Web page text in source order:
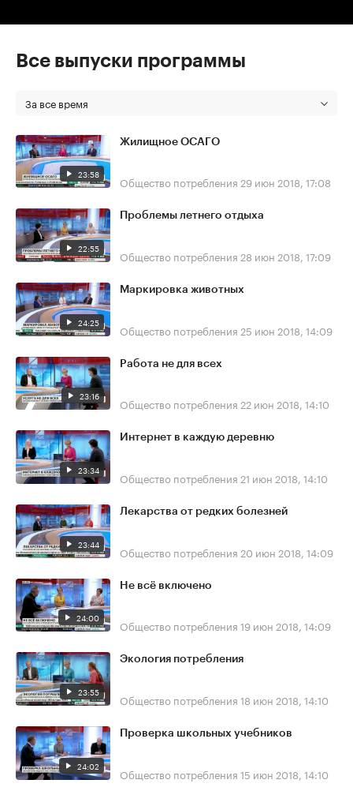
Все выпуски программы
За все время
23:58
Жилищное ОСАГО
Общество потребления 29 июн 2018, 17:08
22:55
Проблемы летнего отдыха
Общество потребления 28 июн 2018, 17:09
24:25
Маркировка животных
Общество потребления 25 июн 2018, 14:09
23:16
Работа не для всех
Общество потребления 22 июн 2018, 14:10
23:34
Интернет в каждую деревню
Общество потребления 21 июн 2018, 14:10
23:44
Лекарства от редких болезней
Общество потребления 20 июн 2018, 14:09
24:00
Не всё включено
Общество потребления 19 июн 2018, 14:09
23:55
Экология потребления
Общество потребления 18 июн 2018, 14:10
24:02
Проверка школьных учебников
Общество потребления 15 июн 2018, 14:10